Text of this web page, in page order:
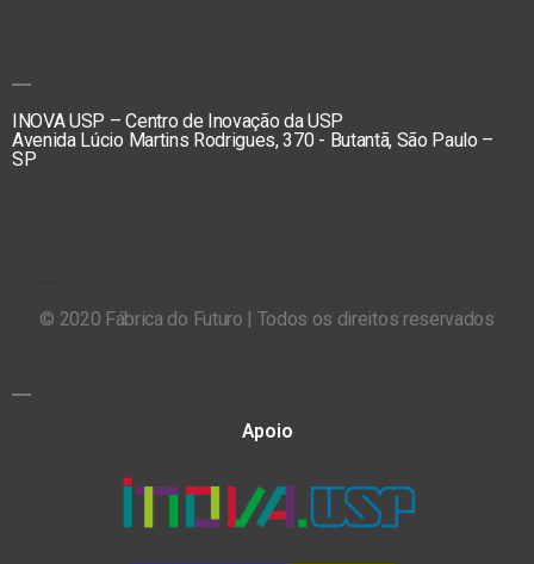
INOVA USP – Centro de Inovação da USP
Avenida Lúcio Martins Rodrigues, 370 - Butantã, São Paulo –
SP
© 2020 Fábrica do Futuro | Todos os direitos reservados
Apoio